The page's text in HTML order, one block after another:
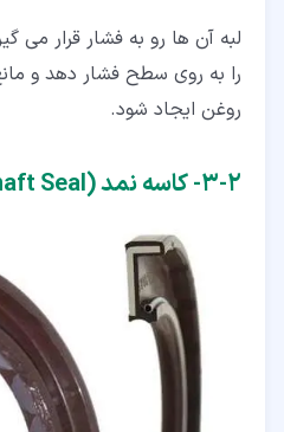
لبه آن ها رو به فشار قرار می
را به روی سطح فشار دهد و
روغن ایجاد شود.
۲‏-‏۳‏- کاسه نمد (Radial Shaft Seal)